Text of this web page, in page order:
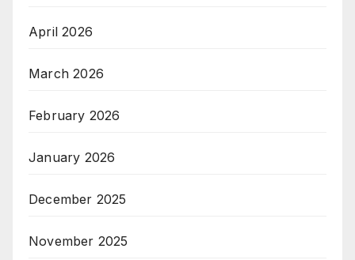
April 2026
March 2026
February 2026
January 2026
December 2025
November 2025